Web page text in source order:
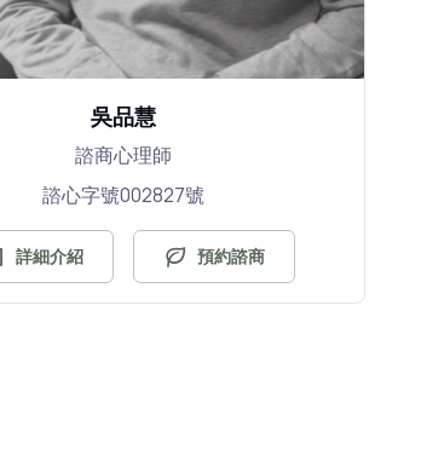
吳品慧
諮商心理師
諮心字號002827號
詳細介紹 預約諮商